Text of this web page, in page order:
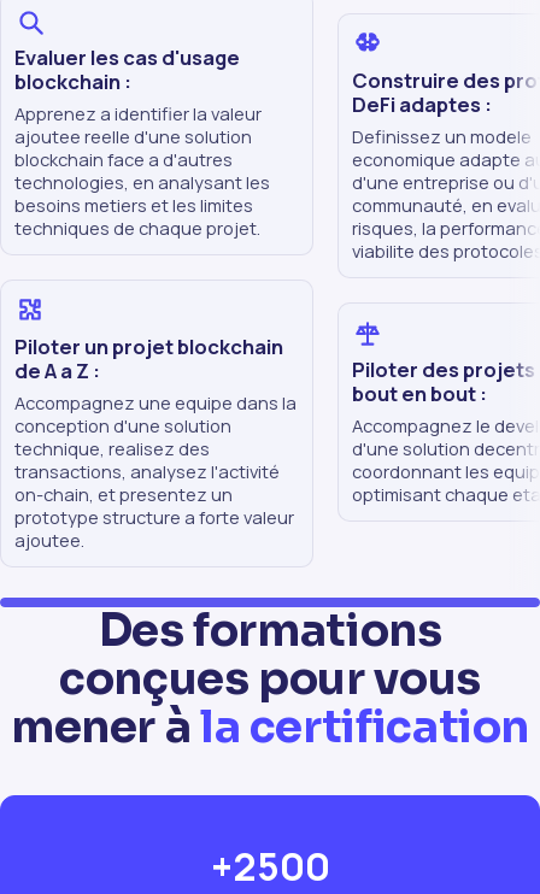
Evaluer les cas d'usage
blockchain :
Apprenez a identifier la valeur
ajoutee reelle d'une solution
blockchain face a d'autres
technologies, en analysant les
besoins metiers et les limites
techniques de chaque projet.
Piloter un projet blockchain
de A a Z :
Accompagnez une equipe dans la
conception d'une solution
technique, realisez des
transactions, analysez l'activité
on-chain, et presentez un
prototype structure a forte valeur
ajoutee.
Construire des
DeFi adaptes :
Definissez un modele
economique adapte
d'une entreprise ou
communauté, en
risques, la
viabilite des
Piloter des projets
bout en bout :
Accompagnez le
d'une solution
coordonnant les
optimisant chaque
Des formations
conçues pour vous
mener àla certification
+2500